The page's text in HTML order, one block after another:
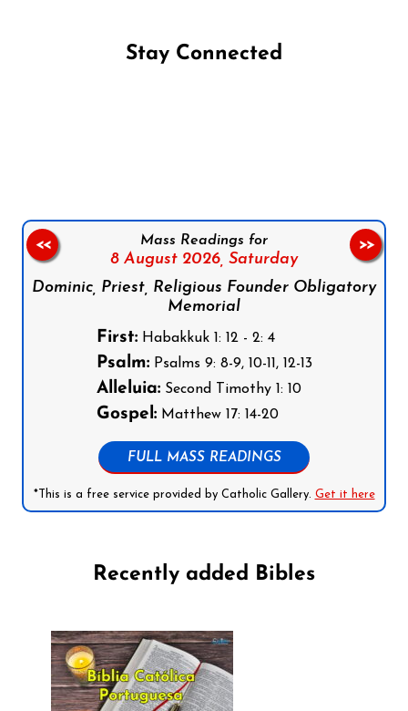
Stay Connected
Mass Readings for
8 August 2026, Saturday
Dominic, Priest, Religious Founder Obligatory
Memorial
First:Habakkuk 1: 12 - 2: 4
Psalm:Psalms 9: 8-9, 10-11, 12-13
Alleluia:Second Timothy 1: 10
Gospel:Matthew 17: 14-20
FULL MASS READINGS
*This is a free service provided by Catholic Gallery. Get it here
<< >>
Recently added Bibles